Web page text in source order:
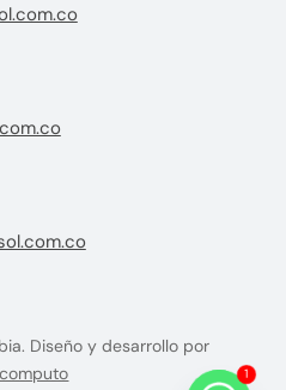
Diseño y desarrollo por
1